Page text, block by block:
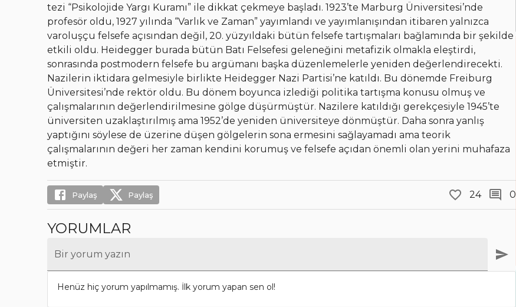
tezi “Psikolojide Yargı Kuramı” ile dikkat çekmeye başladı. 1923’te Marburg Üniversitesi’nde
profesör oldu, 1927 yılında “Varlık ve Zaman” yayımlandı ve yayımlanışından itibaren yalnızca
varoluşçu felsefe açısından değil, 20. yüzyıldaki bütün felsefe tartışmaları bağlamında bir şekilde
etkili oldu. Heidegger burada bütün Batı Felsefesi geleneğini metafizik olmakla eleştirdi,
sonrasında postmodern felsefe bu argümanı başka düzenlemelerle yeniden değerlendirecekti.
Nazilerin iktidara gelmesiyle birlikte Heidegger Nazi Partisi’ne katıldı. Bu dönemde Freiburg
Üniversitesi’nde rektör oldu. Bu dönem boyunca izlediği politika tartışma konusu olmuş ve
çalışmalarının değerlendirilmesine gölge düşürmüştür. Nazilere katıldığı gerekçesiyle 1945’te
üniversiten uzaklaştırılmış ama 1952’de yeniden üniversiteye dönmüştür. Daha sonra yanlış
yaptığını söylese de üzerine düşen gölgelerin sona ermesini sağlayamadı ama teorik
çalışmalarının değeri her zaman kendini korumuş ve felsefe açıdan önemli olan yerini muhafaza
etmiştir.
Paylaş Paylaş 24 0
YORUMLAR
Bir yorum yazın
Henüz hiç yorum yapılmamış. İlk yorum yapan sen ol!